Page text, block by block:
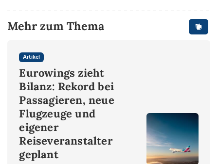
Mehr zum Thema
Artikel
Eurowings zieht
Bilanz: Rekord bei
Passagieren, neue
Flugzeuge und
eigener
Reiseveranstalter
geplant